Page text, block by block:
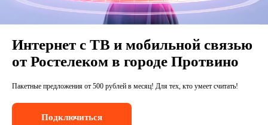
Интернет с ТВ и мобильной связью
от Ростелеком в городе Протвино
Пакетные предложения от 500 рублей в месяц! Для тех, кто умеет считать!
Подключиться